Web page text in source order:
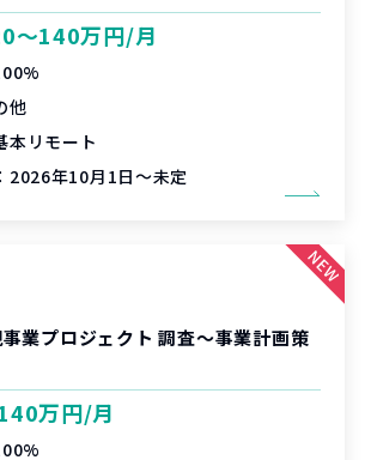
〜140万円/月
他
本リモート
2026年10月1日～未定
業プロジェクト 調査〜事業計画策
万円/月